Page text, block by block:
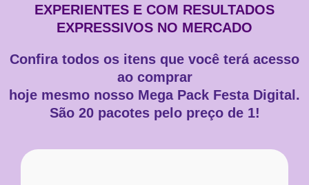
EXPERIENTES E COM RESULTADOS
EXPRESSIVOS NO MERCADO
Confira todos os itens que você terá acesso
ao comprar
hoje mesmo nosso Mega Pack Festa Digital.
São 20 pacotes pelo preço de 1!